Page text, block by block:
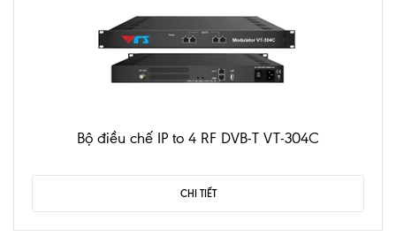
Bộ điều chế IP to 4 RF DVB-T VT-304C
CHI TIẾT